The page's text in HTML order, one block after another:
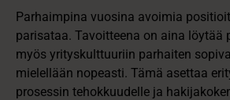
Parhaimpina vuosina avoimia
parisataa. Tavoitteena on aina löytää
myös yrityskulttuuriin parhaiten
mielellään nopeasti. Tämä asettaa
prosessin tehokkuudelle ja